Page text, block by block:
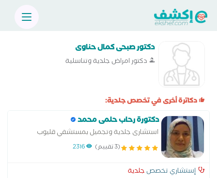
دكتور صبحى كمال حناوى
دكتور امراض جلدية وتناسلية
دكاترة أخرى في تخصص جلدية:
دكتورة رحاب حلمى محمد
استشارى جلدية وتجميل بمستشفي قليوب
التخصصى الزمالة المصرية للامراض الجلدية
(3 تقييم) 2316
إستشاري تخصص جلدية